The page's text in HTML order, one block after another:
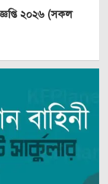
২০২৬ (সকল